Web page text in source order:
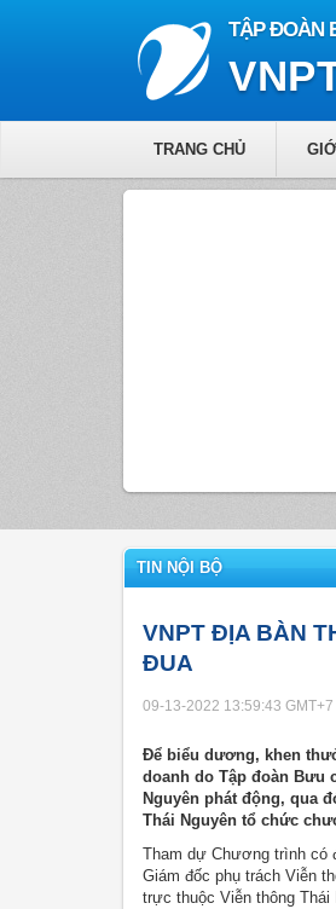
TẬP ĐOÀN
TRANG CHỦ
TIN NỘI BỘ
VNPT ĐỊA BÀN
ĐUA
09-13-2022 13:59:43 GMT+7
Để biểu dương, khen
doanh do Tập đoàn Bưu
Nguyên phát động, qua
Thái Nguyên tổ chức
Tham dự Chương trình có
Giám đốc phụ trách Viễn
trực thuộc Viễn thông Thái